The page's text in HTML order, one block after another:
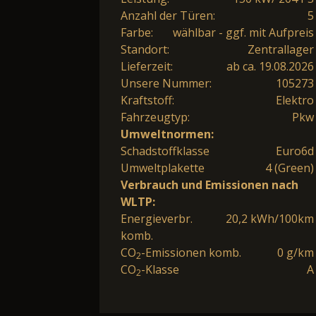
Anzahl der Türen:
5
Farbe:
wählbar - ggf. mit Aufpreis
Standort:
Zentrallager
Lieferzeit:
ab ca. 19.08.2026
Unsere Nummer:
105273
Kraftstoff:
Elektro
Fahrzeugtyp:
Pkw
Umweltnormen:
Schadstoffklasse
Euro6d
Umweltplakette
4 (Green)
Verbrauch und Emissionen nach
WLTP:
Energieverbr.
komb.
20,2 kWh/100km
CO2-Emissionen komb.
0 g/km
CO2-Klasse A